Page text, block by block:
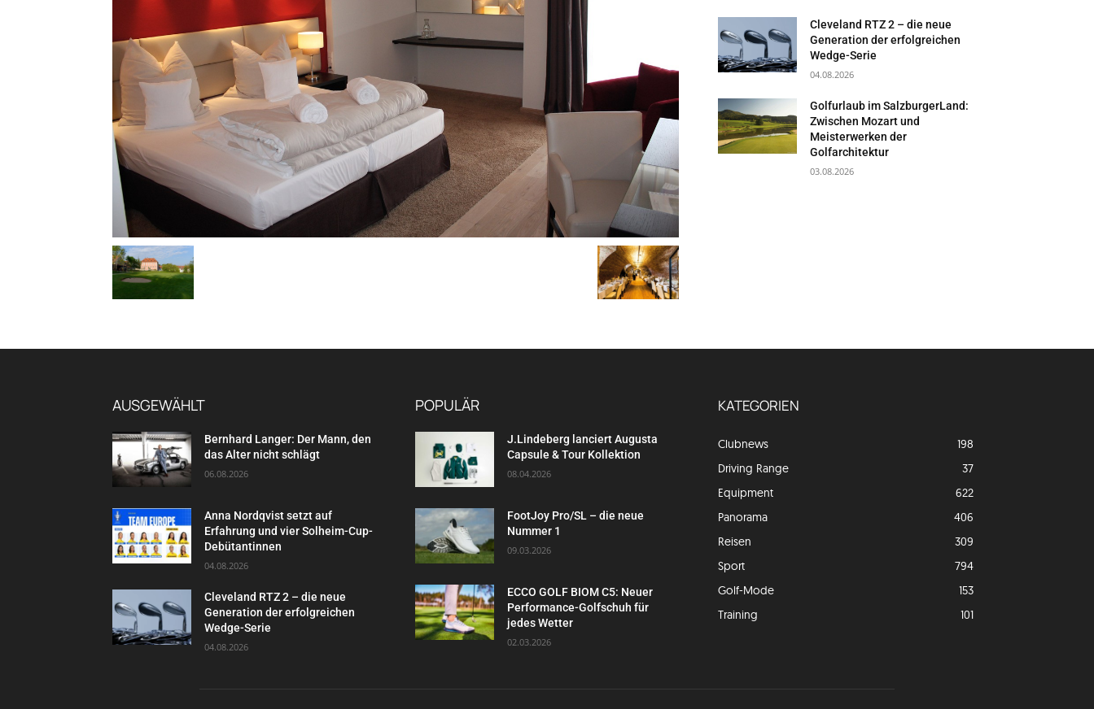
Cleveland RTZ 2 – die neue
Generation der erfolgreichen
Wedge-Serie
04.08.2026
Golfurlaub im SalzburgerLand:
Zwischen Mozart und
Meisterwerken der
Golfarchitektur
03.08.2026
AUSGEWÄHLT
Bernhard Langer: Der Mann, den
das Alter nicht schlägt
06.08.2026
Anna Nordqvist setzt auf
Erfahrung und vier Solheim-Cup-
Debütantinnen
04.08.2026
Cleveland RTZ 2 – die neue
Generation der erfolgreichen
Wedge-Serie
04.08.2026
POPULÄR
J.Lindeberg lanciert Augusta
Capsule & Tour Kollektion
08.04.2026
FootJoy Pro/SL – die neue
Nummer 1
09.03.2026
ECCO GOLF BIOM C5: Neuer
Performance-Golfschuh für
jedes Wetter
02.03.2026
KATEGORIEN
Clubnews
198
Driving Range
37
Equipment
622
Panorama
406
Reisen
309
Sport
794
Golf-Mode
153
Training
101